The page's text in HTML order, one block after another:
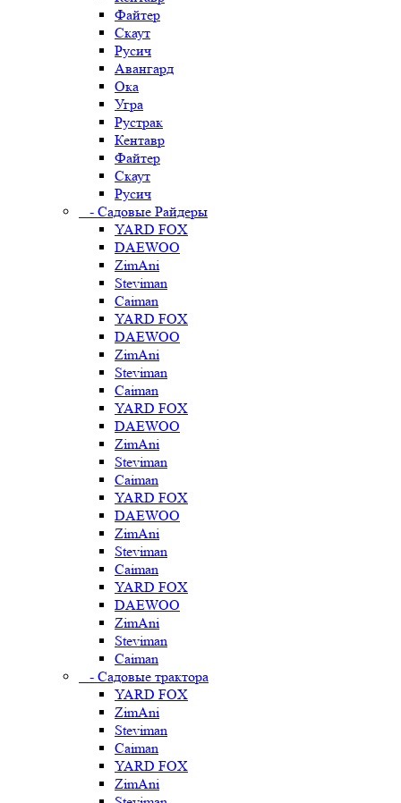
Файтер
Скаут
Русич
Авангард
Ока
Угра
Рустрак
Кентавр
Файтер
Скаут
Русич
- Садовые Райдеры
YARD FOX
DAEWOO
ZimAni
Steviman
Caiman
YARD FOX
DAEWOO
ZimAni
Steviman
Caiman
YARD FOX
DAEWOO
ZimAni
Steviman
Caiman
YARD FOX
DAEWOO
ZimAni
Steviman
Caiman
YARD FOX
DAEWOO
ZimAni
Steviman
Caiman
- Садовые трактора
YARD FOX
ZimAni
Steviman
Caiman
YARD FOX
ZimAni